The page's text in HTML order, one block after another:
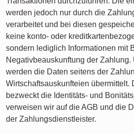
werden jedoch nur durch die
verarbeitet und bei diesen
keine konto- oder
sondern lediglich Informationen mit
Negativbeauskunftung der Zahlung.
werden die Daten seitens der
Wirtschaftsauskunfteien übermittelt.
bezweckt die Identitäts- und
verweisen wir auf die AGB und die
der Zahlungsdienstleister.